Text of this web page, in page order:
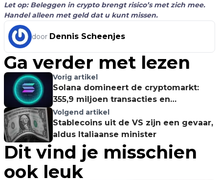
Let op: Beleggen in crypto brengt risico’s met zich mee.
Handel alleen met geld dat u kunt missen.
door Dennis Scheenjes
Ga verder met lezen
Vorig artikel
Solana domineert de cryptomarkt:
355,9 miljoen transacties en
recordbrekende DeFi-groei
Volgend artikel
Stablecoins uit de VS zijn een gevaar,
aldus Italiaanse minister
Dit vind je misschien
ook leuk